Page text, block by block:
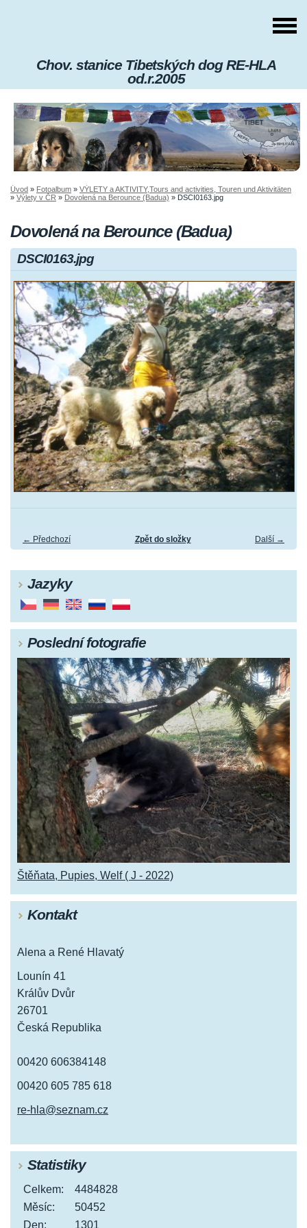
Chov. stanice Tibetských dog RE-HLA
od.r.2005
Úvod » Fotoalbum » VÝLETY a AKTIVITY,Tours and activities, Touren und Aktivitäten
» Výlety v ČR » Dovolená na Berounce (Badua) » DSCI0163.jpg
Dovolená na Berounce (Badua)
DSCI0163.jpg
← Předchozí Další →
Zpět do složky
Jazyky
Poslední fotografie
Štěňata, Pupies, Welf ( J - 2022)
Kontakt
Alena a René Hlavatý
Lounín 41
Králův Dvůr
26701
Česká Republika
00420 606384148
00420 605 785 618
re-hla@seznam.cz
Statistiky
Celkem:
4484828
Měsíc:
50452
Den:
1301